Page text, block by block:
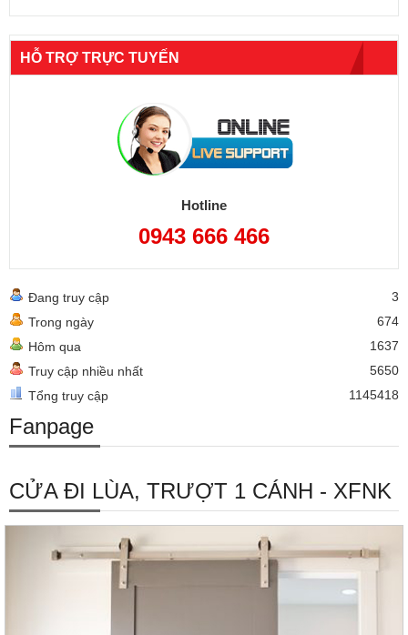
HỖ TRỢ TRỰC TUYẾN
Hotline
0943 666 466
Đang truy cập
3
Trong ngày
674
Hôm qua
1637
Truy cập nhiều nhất
5650
Tổng truy cập
1145418
Fanpage
CỬA ĐI LÙA, TRƯỢT 1 CÁNH - XFNK